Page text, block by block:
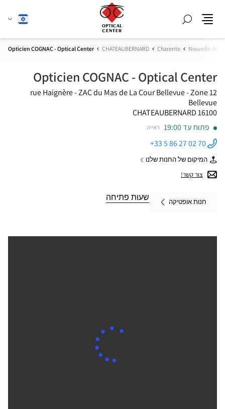
חפש
שנהעברית
Nouvelle-
Charente
CHATEAUBERNARD
Opticien COGNAC - Optical Center
Opticien COGNAC - Optical Center
12 rue Haignère - ZAC du Mas de La Cour Bellevue - Zone
Bellevue
16100 CHATEAUBERNARD
פתוח עד 19:00
ראייה
התקשר
לחנות
Opticien
COGNAC -
Optical
+33 5 86 27 02 70
המיקום של החנות שלנו של
Opticien
COGNAC
Center
צור קשר!
חנות אופטיקה
שעות פתיחה